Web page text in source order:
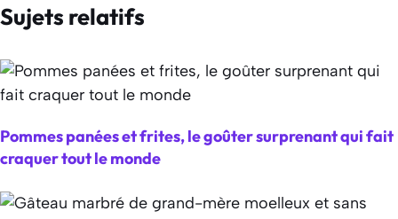
Sujets relatifs
Pommes panées et frites, le goûter surprenant qui fait
craquer tout le monde